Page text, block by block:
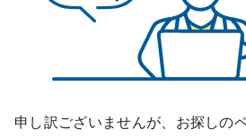
申し訳ございませんが、お探しの